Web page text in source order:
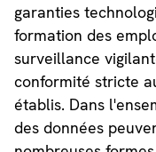
garanties
formation des
surveillance
conformité stricte
établis. Dans
des données